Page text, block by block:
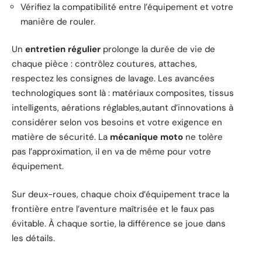
Vérifiez la compatibilité entre l’équipement et votre
manière de rouler.
Un entretien régulier prolonge la durée de vie de
chaque pièce : contrôlez coutures, attaches,
respectez les consignes de lavage. Les avancées
technologiques sont là : matériaux composites, tissus
intelligents, aérations réglables,autant d’innovations à
considérer selon vos besoins et votre exigence en
matière de sécurité. La mécanique moto ne tolère
pas l’approximation, il en va de même pour votre
équipement.
Sur deux-roues, chaque choix d’équipement trace la
frontière entre l’aventure maîtrisée et le faux pas
évitable. À chaque sortie, la différence se joue dans
les détails.